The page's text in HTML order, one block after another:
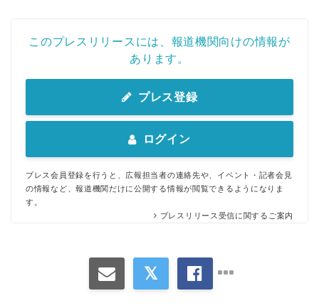
このプレスリリースには、報道機関向けの情報が
あります。
プレス登録
ログイン
プレス会員登録を行うと、広報担当者の連絡先や、イベント・記者会見
の情報など、報道機関だけに公開する情報が閲覧できるようになりま
す。
プレスリリース受信に関するご案内